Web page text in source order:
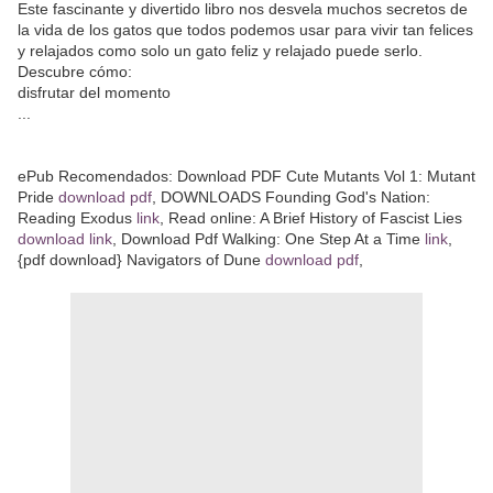
Este fascinante y divertido libro nos desvela muchos secretos de
la vida de los gatos que todos podemos usar para vivir tan felices
y relajados como solo un gato feliz y relajado puede serlo.
Descubre cómo:
disfrutar del momento
ePub Recomendados: Download PDF Cute Mutants Vol 1: Mutant
Pride download pdf , DOWNLOADS Founding God's Nation:
Reading Exodus link , Read online: A Brief History of Fascist Lies
download link , Download Pdf Walking: One Step At a Time link
{pdf download} Navigators of Dune download pdf